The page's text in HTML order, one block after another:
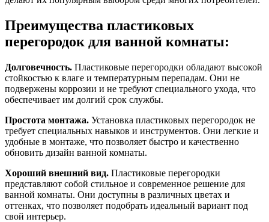
Преимущества пластиковых
перегородок для ванной комнаты:
Долговечность. Пластиковые перегородки обладают высокой
стойкостью к влаге и температурным перепадам. Они не
подвержены коррозии и не требуют специального ухода, что
обеспечивает им долгий срок службы.
Простота монтажа. Установка пластиковых перегородок не
требует специальных навыков и инструментов. Они легкие и
удобные в монтаже, что позволяет быстро и качественно
обновить дизайн ванной комнаты.
Хороший внешний вид. Пластиковые перегородки
представляют собой стильное и современное решение для
ванной комнаты. Они доступны в различных цветах и
оттенках, что позволяет подобрать идеальный вариант под
свой интерьер.